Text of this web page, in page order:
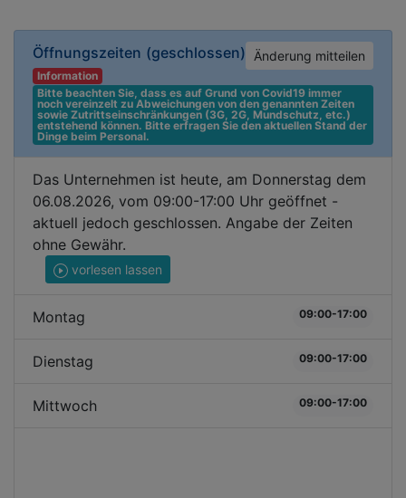
Öffnungszeiten (geschlossen) Änderung mitteilen
Information
Bitte beachten Sie, dass es auf Grund von Covid19 immer
noch vereinzelt zu Abweichungen von den genannten Zeiten
sowie Zutrittseinschränkungen (3G, 2G, Mundschutz, etc.)
entstehend können. Bitte erfragen Sie den aktuellen Stand der
Dinge beim Personal.
Das Unternehmen ist heute, am Donnerstag dem
06.08.2026, vom 09:00-17:00 Uhr geöffnet -
aktuell jedoch geschlossen. Angabe der Zeiten
ohne Gewähr.
vorlesen lassen
Montag 09:00-17:00
Dienstag 09:00-17:00
Mittwoch 09:00-17:00